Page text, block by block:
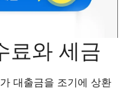
료와 세금
대출금을 조기에 상환